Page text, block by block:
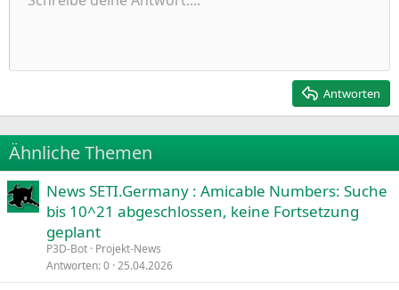
22
26
Times New Roman
Trebuchet MS
Verdana
Heading 2
Antworten
Ähnliche Themen
News SETI.Germany : Amicable Numbers: Suche
bis 10^21 abgeschlossen, keine Fortsetzung
geplant
P3D-Bot Projekt-News
Antworten 0 25.04.2026